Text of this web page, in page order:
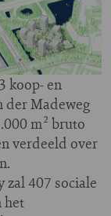
koop- en
der Madeweg
m² bruto
verdeeld over
zal 407 sociale
het